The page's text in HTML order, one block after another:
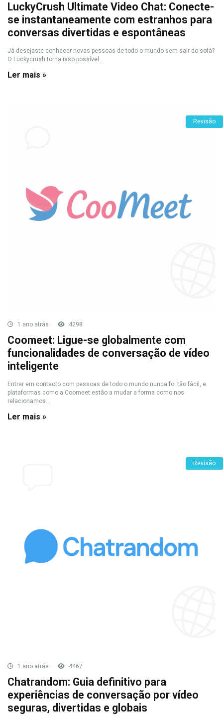
LuckyCrush Ultimate Video Chat: Conecte-
se instantaneamente com estranhos para
conversas divertidas e espontâneas
Já desejaste conhecer novas pessoas de todo o mundo sem sair do sofá?
O Luckycrush torna isso possível...
Ler mais »
Revisão
1 ano atrás 4298
Coomeet: Ligue-se globalmente com
funcionalidades de conversação de vídeo
inteligente
Entrar em contacto com pessoas de todo o mundo nunca foi tão fácil, e
plataformas como a Coomeet estão a mudar a forma como nos
relacionamos...
Ler mais »
Revisão
1 ano atrás 4467
Chatrandom: Guia definitivo para
experiências de conversação por vídeo
seguras, divertidas e globais